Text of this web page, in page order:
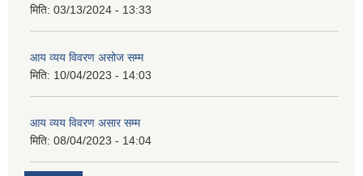
मिति: 03/13/2024 - 13:33
आय व्यय विवरण असोज सम्म
मिति: 10/04/2023 - 14:03
आय व्यय विवरण असार सम्म
मिति: 08/04/2023 - 14:04